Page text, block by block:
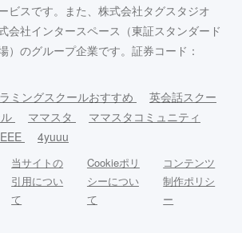
当サイトの
引用につい
て
Cookieポリ
シーについ
て
コンテンツ
制作ポリシ
ー
ビスです。また、株式会社タグスタジオ
会社インタースペース（東証スタンダード
）のグループ企業です。証券コード：
ミングスクールおすすめ
英会話スクー
ママスタ
ママスタコミュニティ
4yuuu